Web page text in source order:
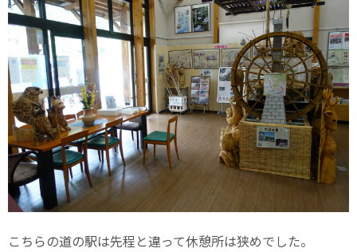
こちらの道の駅は先程と違って休憩所は狭めでした。